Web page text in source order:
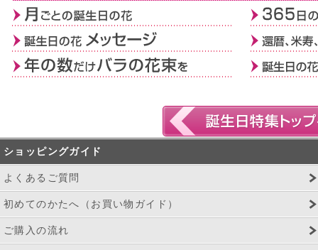
ショッピングガイド
よくあるご質問
初めてのかたへ（お買い物ガイド）
ご購入の流れ